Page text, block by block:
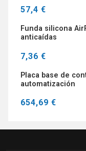
57,4 €
Funda silicona
anticaídas
7,36 €
Placa base de
automatización
654,69 €